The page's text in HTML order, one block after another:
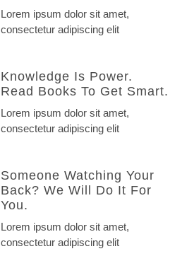
Lorem ipsum dolor sit amet,
consectetur adipiscing elit
Knowledge Is Power.
Read Books To Get Smart.
Lorem ipsum dolor sit amet,
consectetur adipiscing elit
Someone Watching Your
Back? We Will Do It For
You.
Lorem ipsum dolor sit amet,
consectetur adipiscing elit